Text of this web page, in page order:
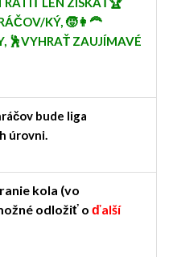
KÝ, 🧒👩‍🦰
🕺VYHRAŤ ZAUJÍMAVÉ
bude liga
úrovni.
kola (vo
odložiť o ďalší